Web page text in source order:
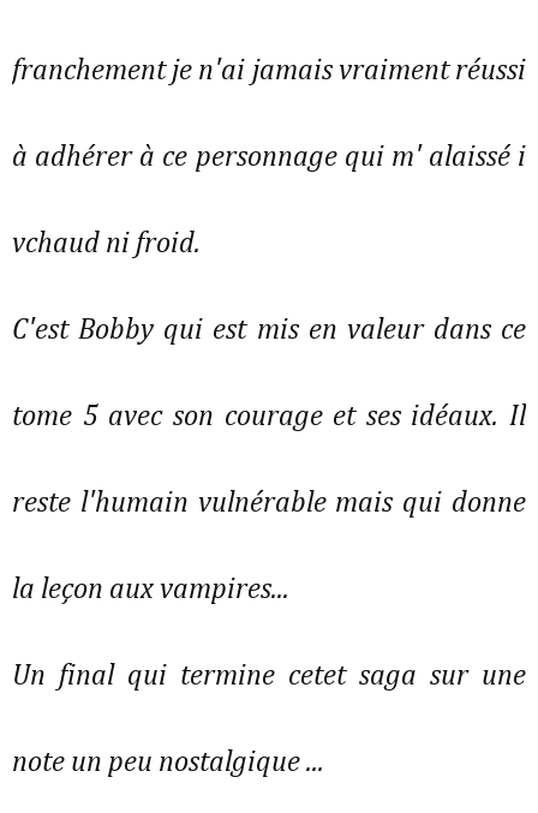
franchement je n'ai jamais vraiment réussi
à adhérer à ce personnage qui m' alaissé i
vchaud ni froid.
C'est Bobby qui est mis en valeur dans ce
tome 5 avec son courage et ses idéaux. Il
reste l'humain vulnérable mais qui donne
la leçon aux vampires...
Un final qui termine cetet saga sur une
note un peu nostalgique ...